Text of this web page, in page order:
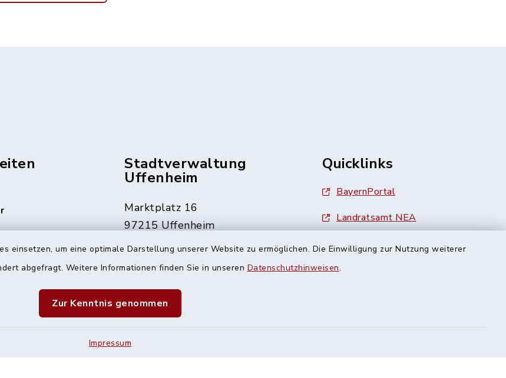
einsetzen, um eine optimale Darstellung unserer Website zu ermöglichen. Die Einwilligung zur Nutzung weiterer
abgefragt. Weitere Informationen finden Sie in unseren Datenschutzhinweisen.
Zur Kenntnis genommen
Impressum
jederzeit nach
erreichbar
Stadtverwaltung
Uffenheim
Marktplatz 16
97215 Uffenheim
09842 207-0
09842 207-32
info@uffenheim.de
Quicklinks
BayernPortal
Landratsamt NEA
Finanzamt Uffenheim